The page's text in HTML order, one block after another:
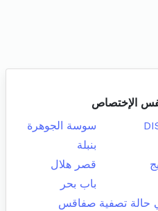
الإختصاص
سوسة الجوهرة
بنبلة
قصر هلال
باب بحر
حالة تصفية صفاقس